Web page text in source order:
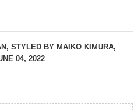
STYLED BY MAIKO KIMURA,
04, 2022